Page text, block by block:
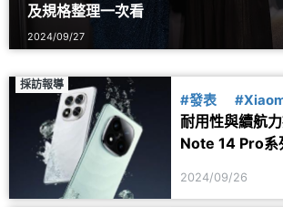
及規格整理一次看
2024/09/27
採訪報導
#發表
紅米
耐用性與續航
Note 14 Pro系
2024/09/26